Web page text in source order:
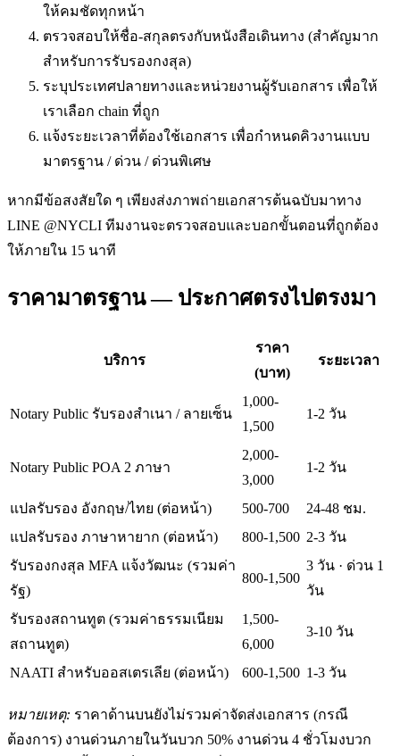
ให้คมชัดทุกหน้า
ตรวจสอบให้ชื่อ-สกุลตรงกับหนังสือเดินทาง (สำคัญมาก
สำหรับการรับรองกงสุล)
ระบุประเทศปลายทางและหน่วยงานผู้รับเอกสาร เพื่อให้
เราเลือก chain ที่ถูก
แจ้งระยะเวลาที่ต้องใช้เอกสาร เพื่อกำหนดคิวงานแบบ
มาตรฐาน / ด่วน / ด่วนพิเศษ
หากมีข้อสงสัยใด ๆ เพียงส่งภาพถ่ายเอกสารต้นฉบับมาทาง
LINE @NYCLI ทีมงานจะตรวจสอบและบอกขั้นตอนที่ถูกต้อง
ให้ภายใน 15 นาที
ราคามาตรฐาน — ประกาศตรงไปตรงมา
บริการ
ราคา
(บาท)
ระยะเวลา
Notary Public รับรองสำเนา / ลายเซ็น
1,000-
1,500
1-2 วัน
Notary Public POA 2 ภาษา
2,000-
3,000
1-2 วัน
แปลรับรอง อังกฤษ/ไทย (ต่อหน้า) 500-700
24-48 ชม.
แปลรับรอง ภาษาหายาก (ต่อหน้า)
800-1,500 2-3 วัน
รับรองกงสุล MFA แจ้งวัฒนะ (รวมค่า
รัฐ)
800-1,500
3 วัน · ด่วน 1
วัน
รับรองสถานทูต (รวมค่าธรรมเนียม
สถานทูต)
1,500-
6,000
3-10 วัน
NAATI สำหรับออสเตรเลีย (ต่อหน้า) 600-1,500 1-3 วัน
หมายเหตุ: ราคาด้านบนยังไม่รวมค่าจัดส่งเอกสาร (กรณี
ต้องการ) งานด่วนภายในวันบวก 50% งานด่วน 4 ชั่วโมงบวก